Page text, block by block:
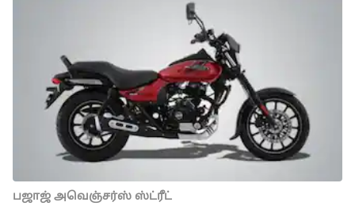
பஜாஜ் அவெஞ்சர்ஸ் ஸ்ட்ரீட்